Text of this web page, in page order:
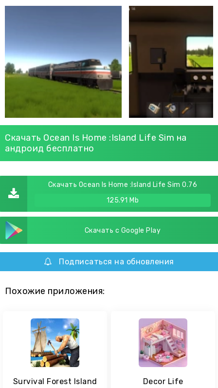
Скачать Ocean Is Home :Island Life Sim на
андроид бесплатно
Скачать Ocean Is Home :Island Life Sim 0.76
125.91 Mb
Скачать с Google Play
Подписаться на обновления
Похожие приложения:
Survival Forest Island Decor Life